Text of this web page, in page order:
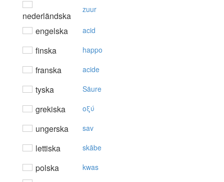
nederländska
zuur
engelska acid
finska happo
franska acide
tyska Säure
grekiska oξύ
ungerska sav
lettiska skābe
polska kwas